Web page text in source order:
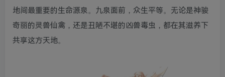
地间最重要的生命源泉。九泉面前，众生平等。无论是神骏
奇丽的灵兽仙禽，还是丑陋不堪的凶兽毒虫，都在其滋养下
共享这方天地。